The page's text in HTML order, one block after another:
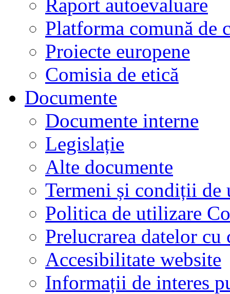
Raport autoevaluare
Platforma comună de
Proiecte europene
Comisia de etică
Documente
Documente interne
Legislație
Alte documente
Termeni și condiții de
Politica de utilizare
Prelucrarea datelor cu
Accesibilitate website
Informații de interes